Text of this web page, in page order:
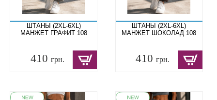
ШТАНЫ (2XL-6XL)
МАНЖЕТ ГРАФИТ 108
410 грн.
ШТАНЫ (2XL-6XL)
МАНЖЕТ ШОКОЛАД 108
410грн.